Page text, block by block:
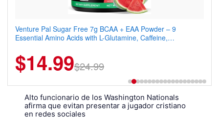
Venture Pal Sugar Free 7g BCAA + EAA Powder – 9
Essential Amino Acids with L-Glutamine, Caffeine,
Hydration
$14.99$24.99
Venture Pal Sugar Free Protein Coffee – Cold Brew Mocha
Instant Iced Coffee with MCT Oil, Probiotics, Fiber & 13
$13.29$18.99
Alto funcionario de los Washington Nationals
afirma que evitan presentar a jugador cristiano
en redes sociales